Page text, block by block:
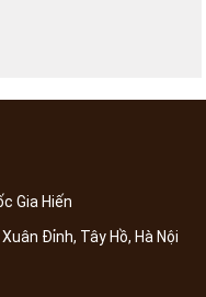
Gia Hiến
Đỉnh, Tây Hồ, Hà Nội